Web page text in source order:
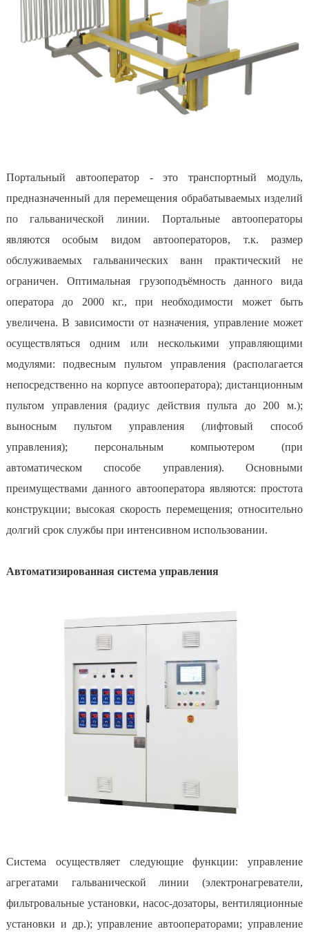
Портальный автооператор - это транспортный модуль,
предназначенный для перемещения обрабатываемых изделий
по гальванической линии. Портальные автооператоры
являются особым видом автооператоров, т.к. размер
обслуживаемых гальванических ванн практический не
ограничен. Оптимальная грузоподъёмность данного вида
оператора до 2000 кг., при необходимости может быть
увеличена. В зависимости от назначения, управление может
осуществляться одним или несколькими управляющими
модулями: подвесным пультом управления (располагается
непосредственно на корпусе автооператора); дистанционным
пультом управления (радиус действия пульта до 200 м.);
выносным пультом управления (лифтовый способ
управления); персональным компьютером (при
автоматическом способе управления). Основными
преимуществами данного автооператора являются: простота
конструкции; высокая скорость перемещения; относительно
долгий срок службы при интенсивном использовании.
Автоматизированная система управления
Система осуществляет следующие функции: управление
агрегатами гальванической линии (электронагреватели,
фильтровальные установки, насос-дозаторы, вентиляционные
установки и др.); управление автооператорами; управление